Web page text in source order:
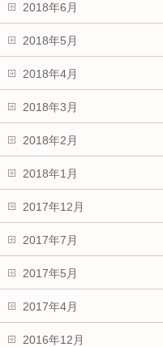
2018年6月
2018年5月
2018年4月
2018年3月
2018年2月
2018年1月
2017年12月
2017年7月
2017年5月
2017年4月
2016年12月